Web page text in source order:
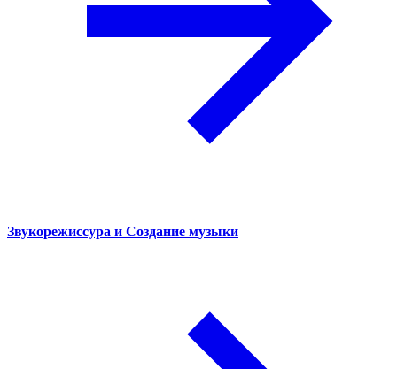
Звукорежиссура и Создание музыки